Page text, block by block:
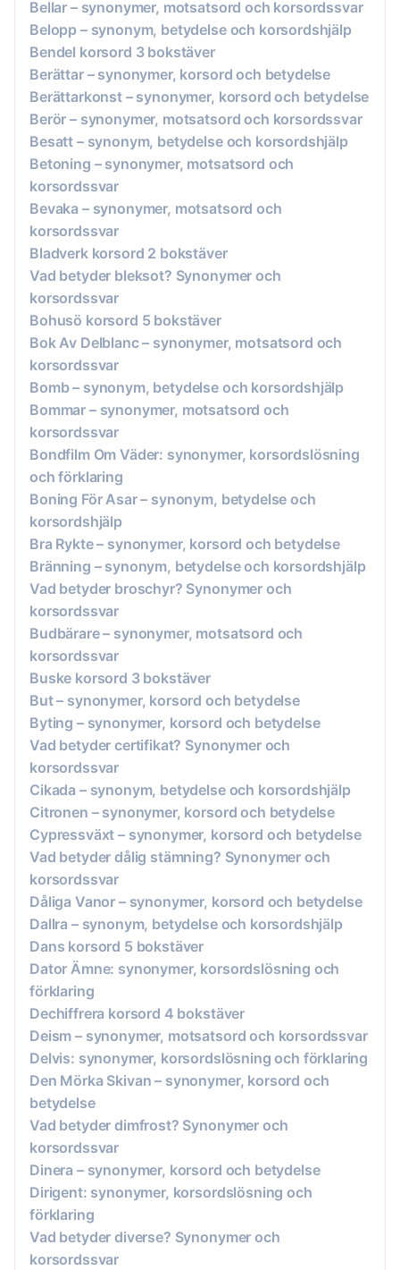
Bellar – synonymer, motsatsord och korsordssvar
Belopp – synonym, betydelse och korsordshjälp
Bendel korsord 3 bokstäver
Berättar – synonymer, korsord och betydelse
Berättarkonst – synonymer, korsord och betydelse
Berör – synonymer, motsatsord och korsordssvar
Besatt – synonym, betydelse och korsordshjälp
Betoning – synonymer, motsatsord och
korsordssvar
Bevaka – synonymer, motsatsord och
korsordssvar
Bladverk korsord 2 bokstäver
Vad betyder bleksot? Synonymer och
korsordssvar
Bohusö korsord 5 bokstäver
Bok Av Delblanc – synonymer, motsatsord och
korsordssvar
Bomb – synonym, betydelse och korsordshjälp
Bommar – synonymer, motsatsord och
korsordssvar
Bondfilm Om Väder: synonymer, korsordslösning
och förklaring
Boning För Asar – synonym, betydelse och
korsordshjälp
Bra Rykte – synonymer, korsord och betydelse
Bränning – synonym, betydelse och korsordshjälp
Vad betyder broschyr? Synonymer och
korsordssvar
Budbärare – synonymer, motsatsord och
korsordssvar
Buske korsord 3 bokstäver
But – synonymer, korsord och betydelse
Byting – synonymer, korsord och betydelse
Vad betyder certifikat? Synonymer och
korsordssvar
Cikada – synonym, betydelse och korsordshjälp
Citronen – synonymer, korsord och betydelse
Cypressväxt – synonymer, korsord och betydelse
Vad betyder dålig stämning? Synonymer och
korsordssvar
Dåliga Vanor – synonymer, korsord och betydelse
Dallra – synonym, betydelse och korsordshjälp
Dans korsord 5 bokstäver
Dator Ämne: synonymer, korsordslösning och
förklaring
Dechiffrera korsord 4 bokstäver
Deism – synonymer, motsatsord och korsordssvar
Delvis: synonymer, korsordslösning och förklaring
Den Mörka Skivan – synonymer, korsord och
betydelse
Vad betyder dimfrost? Synonymer och
korsordssvar
Dinera – synonymer, korsord och betydelse
Dirigent: synonymer, korsordslösning och
förklaring
Vad betyder diverse? Synonymer och
korsordssvar